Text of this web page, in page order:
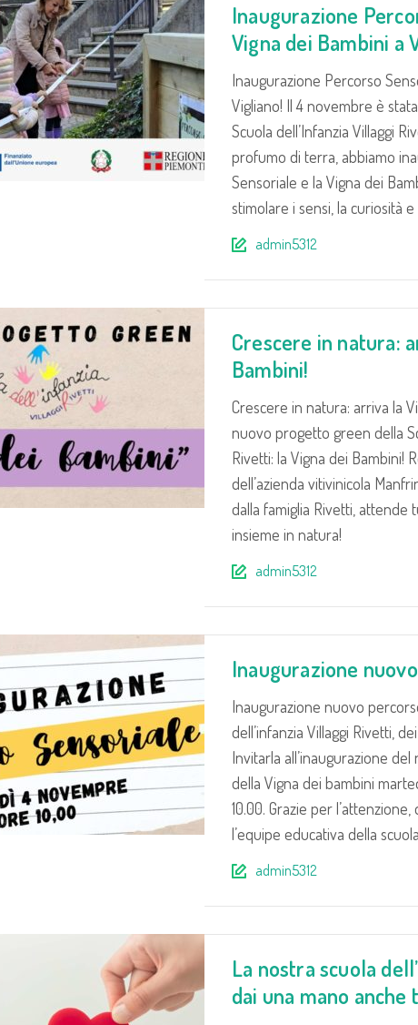
Inaugurazione
Vigna dei Bambini a
Inaugurazione Percorso
Vigliano! Il 4 novembre è
Scuola dell’Infanzia Villaggi
profumo di terra, abbiamo
Sensoriale e la Vigna dei
stimolare i sensi, la curiosità
admin5312
Crescere in natura:
Bambini!
Crescere in natura: arriva la
nuovo progetto green della
Rivetti: la Vigna dei Bambini!
dell’azienda vitivinicola
dalla famiglia Rivetti, attende
insieme in natura!
admin5312
Inaugurazione
Inaugurazione nuovo
dell’infanzia Villaggi Rivetti,
Invitarla all’inaugurazione
della Vigna dei bambini
10.00. Grazie per
l’equipe educativa della scuola
admin5312
La nostra scuola
dai una mano anche